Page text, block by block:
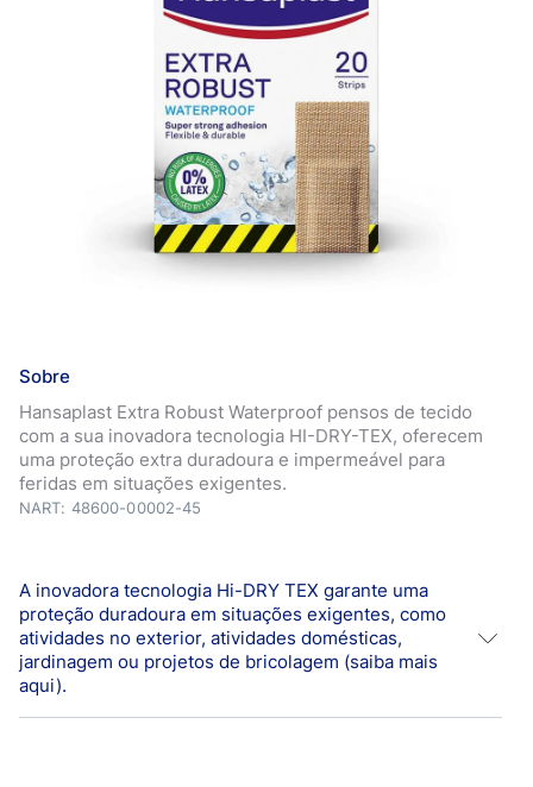
Sobre
Hansaplast Extra Robust Waterproof pensos de tecido
com a sua inovadora tecnologia HI-DRY-TEX, oferecem
uma proteção extra duradoura e impermeável para
feridas em situações exigentes.
NART: 48600-00002-45
A inovadora tecnologia Hi-DRY TEX garante uma
proteção duradoura em situações exigentes, como
atividades no exterior, atividades domésticas,
jardinagem ou projetos de bricolagem (saiba mais
aqui).